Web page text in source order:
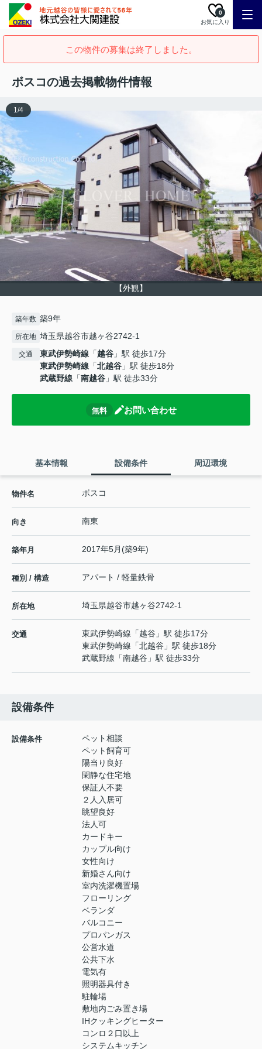
お気に入り
0
この物件の募集は終了しました。
ボスコの過去掲載物件情報
【外観】
1/4
築年数 築9年
所在地 埼玉県越谷市越ヶ谷2742-1
交通 東武伊勢崎線 「越谷 」駅 徒歩17分
東武伊勢崎線 「北越谷 」駅 徒歩18分
武蔵野線 「南越谷 」駅 徒歩33分
無料 お問い合わせ
基本情報 設備条件 周辺環境
物件名 ボスコ
向き 南東
築年月 2017年5月(築9年)
種別 / 構造 アパート / 軽量鉄骨
所在地 埼玉県越谷市越ヶ谷2742-1
交通 東武伊勢崎線 「越谷 」駅 徒歩17分
東武伊勢崎線 「北越谷 」駅 徒歩18分
武蔵野線 「南越谷 」駅 徒歩33分
設備条件
設備条件
ペット相談
ペット飼育可
陽当り良好
閑静な住宅地
保証人不要
２人入居可
眺望良好
法人可
カードキー
カップル向け
女性向け
新婚さん向け
室内洗濯機置場
フローリング
ベランダ
バルコニー
プロパンガス
公営水道
公共下水
電気有
照明器具付き
駐輪場
敷地内ごみ置き場
IHクッキングヒーター
コンロ２口以上
システムキッチン